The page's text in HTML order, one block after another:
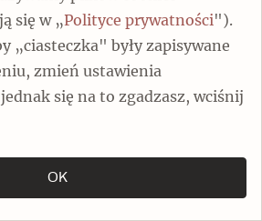
się w „Polityce prywatności").
„ciasteczka" były zapisywane
zmień ustawienia
się na to zgadzasz, wciśnij
OK
artyści, kopiując mistrzów,
im dorównać. Stopniowo
założenia. Anglicy, którzy
znacznie później niż Luwr,
problem publiczności, która nie
Zaczęto umieszczać
przy dziełach sztuki,
i daty ich życia. Eksponować